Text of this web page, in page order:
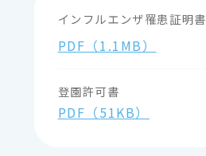
インフルエンザ罹患証明書
PDF（1.1MB）
登園許可書
PDF（51KB）